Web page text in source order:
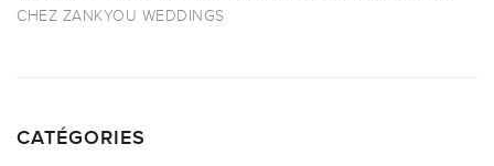
CHEZ ZANKYOU WEDDINGS
CATÉGORIES